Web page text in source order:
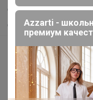
Самое желанное
Самое быстрое
Начать зарабатывать
Picabox.ru - Лучшее
Розыгрыш -
Пульс нашего
Azzarti -
премиум